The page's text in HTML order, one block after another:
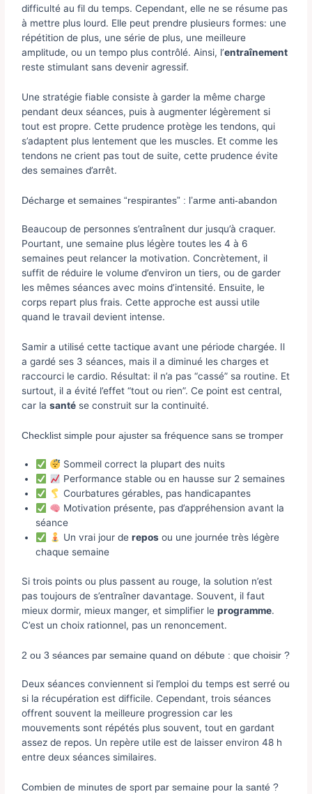
difficulté au fil du temps. Cependant, elle ne se résume pas
à mettre plus lourd. Elle peut prendre plusieurs formes: une
répétition de plus, une série de plus, une meilleure
amplitude, ou un tempo plus contrôlé. Ainsi, l’entraînement
reste stimulant sans devenir agressif.
Une stratégie fiable consiste à garder la même charge
pendant deux séances, puis à augmenter légèrement si
tout est propre. Cette prudence protège les tendons, qui
s’adaptent plus lentement que les muscles. Et comme les
tendons ne crient pas tout de suite, cette prudence évite
des semaines d’arrêt.
Décharge et semaines “respirantes” : l’arme anti-abandon
Beaucoup de personnes s’entraînent dur jusqu’à craquer.
Pourtant, une semaine plus légère toutes les 4 à 6
semaines peut relancer la motivation. Concrètement, il
suffit de réduire le volume d’environ un tiers, ou de garder
les mêmes séances avec moins d’intensité. Ensuite, le
corps repart plus frais. Cette approche est aussi utile
quand le travail devient intense.
Samir a utilisé cette tactique avant une période chargée. Il
a gardé ses 3 séances, mais il a diminué les charges et
raccourci le cardio. Résultat: il n’a pas “cassé” sa routine. Et
surtout, il a évité l’effet “tout ou rien”. Ce point est central,
car lasanté se construit sur la continuité.
Checklist simple pour ajuster sa fréquence sans se tromper
Sommeil correct la plupart des nuits
Performance stable ou en hausse sur 2 semaines
Courbatures gérables, pas handicapantes
Motivation présente, pas d’appréhension avant la
séance
Un vrai jour de reposou une journée très légère
chaque semaine
Si trois points ou plus passent au rouge, la solution n’est
pas toujours de s’entraîner davantage. Souvent, il faut
mieux dormir, mieux manger, et simplifier leprogramme.
C’est un choix rationnel, pas un renoncement.
2 ou 3 séances par semaine quand on débute : que choisir ?
Deux séances conviennent si l’emploi du temps est serré ou
si la récupération est difficile. Cependant, trois séances
offrent souvent la meilleure progression car les
mouvements sont répétés plus souvent, tout en gardant
assez de repos. Un repère utile est de laisser environ 48 h
entre deux séances similaires.
Combien de minutes de sport par semaine pour la santé ?